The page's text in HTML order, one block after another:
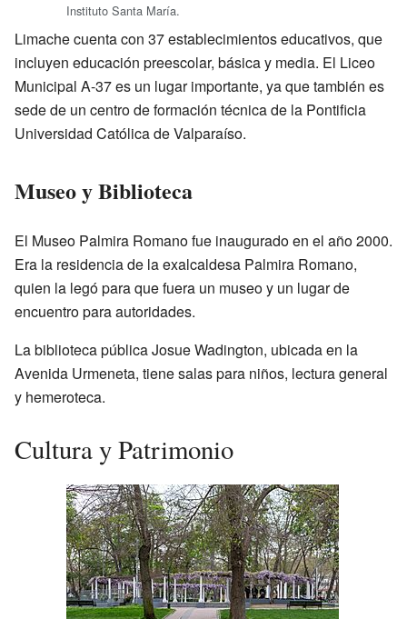
Instituto Santa María.
Limache cuenta con 37 establecimientos educativos, que
incluyen educación preescolar, básica y media. El Liceo
Municipal A-37 es un lugar importante, ya que también es
sede de un centro de formación técnica de la Pontificia
Universidad Católica de Valparaíso.
Museo y Biblioteca
El Museo Palmira Romano fue inaugurado en el año 2000.
Era la residencia de la exalcaldesa Palmira Romano,
quien la legó para que fuera un museo y un lugar de
encuentro para autoridades.
La biblioteca pública Josue Wadington, ubicada en la
Avenida Urmeneta, tiene salas para niños, lectura general
y hemeroteca.
Cultura y Patrimonio